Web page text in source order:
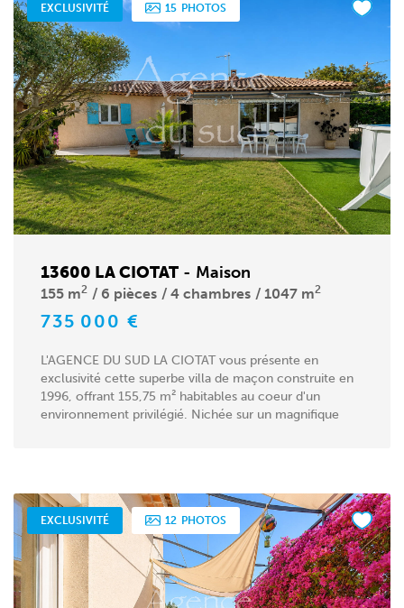
EXCLUSIVITÉ 15 PHOTOS
13600 LA CIOTAT - Maison
155 m2 6 pièces 4 chambres 1047 m2
735 000 €
L'AGENCE DU SUD LA CIOTAT vous présente en
exclusivité cette superbe villa de maçon construite en
1996, offrant 155,75 m² habitables au coeur d'un
environnement privilégié. Nichée sur un magnifique
EXCLUSIVITÉ 12 PHOTOS